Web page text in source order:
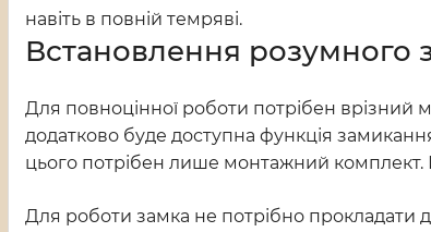
навіть в повній темряві.
Встановлення розумного
Для повноцінної роботи потрібен врізний
додатково буде доступна функція
цього потрібен лише монтажний комплект.
Для роботи замка не потрібно прокладати